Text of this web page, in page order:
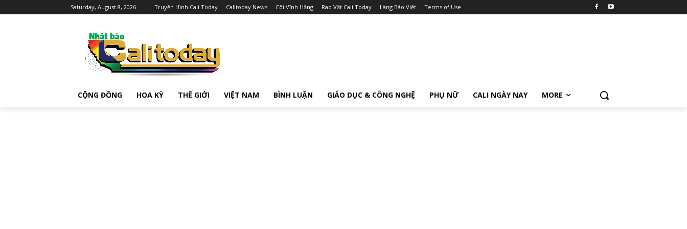
Saturday, August 8, 2026 Truyền Hình Cali Today Calitoday News Cõi Vĩnh Hằng Rao Vặt Cali Today Làng Báo Việt Terms of Use
CỘNG ĐỒNG HOA KỲ THẾ GIỚI VIỆT NAM BÌNH LUẬN GIÁO DỤC & CÔNG NGHỆ PHỤ NỮ CALI NGÀY NAY MORE